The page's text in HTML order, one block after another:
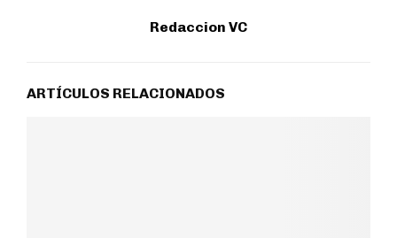
Redaccion VC
ARTÍCULOS RELACIONADOS